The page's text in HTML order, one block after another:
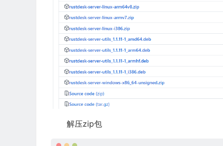
解压zip包